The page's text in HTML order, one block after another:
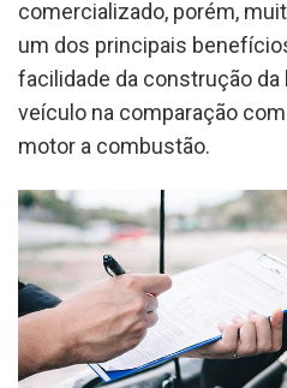
comercializado, porém,
um dos principais
facilidade da construção
veículo na comparação
motor a combustão.